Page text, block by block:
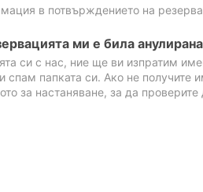
в потвърждението на
ми е била
си с нас, ние ще ви изпратим
спам папката си. Ако не получите
за настаняване, за да проверите